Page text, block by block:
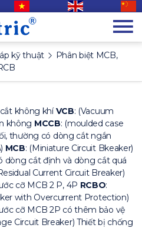
kỹ thuật
Phân biệt MCB,
không khíVCB: (Vacuum
không MCCB: (moulded case
thường có dòng cắt ngắn
MCB: (Miniature Circuit Bkeaker)
dòng cắt định và dòng cắt quá
Current Circuit Breaker)
cỡ MCB 2 P, 4P RCBO:
with Overcurrent Protection)
cỡ MCB 2P có thêm bảo vệ
Circuit Breaker) Thiết bị chống